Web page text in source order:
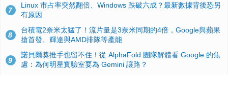
7
Linux 市占率突然翻倍、Windows 跌破六成？最新數據背後恐另
有原因
8
台積電2奈米太猛了！流片量是3奈米同期的4倍，Google與蘋果
搶首發、輝達與AMD排隊等產能
9
諾貝爾獎推手也留不住！從 AlphaFold 團隊解體看 Google 的焦
慮：為何明星實驗室要為 Gemini 讓路？